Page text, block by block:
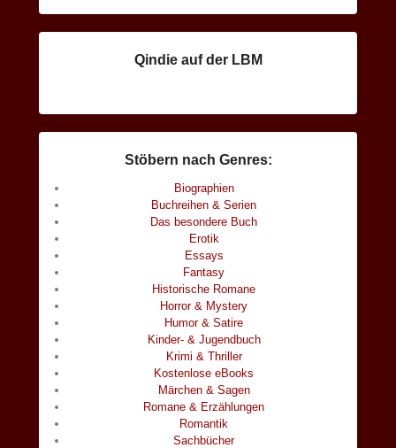
Qindie auf der LBM
Stöbern nach Genres:
Biographien
Buchreihen & Serien
Das besondere Buch
Erotik
Essays
Fantasy
Historische Romane
Horror & Mystery
Humor & Satire
Kinder- & Jugendbuch
Krimi & Thriller
Kostenlose eBooks
Märchen & Sagen
Romane & Erzählungen
Romantik
Sachbücher